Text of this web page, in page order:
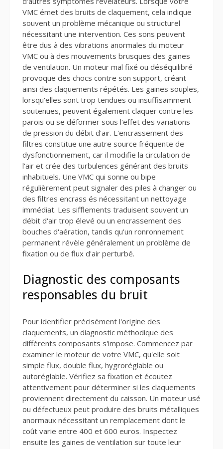
VMC émet des bruits de claquement, cela indique
souvent un problème mécanique ou structurel
nécessitant une intervention. Ces sons peuvent
être dus à des vibrations anormales du moteur
VMC ou à des mouvements brusques des gaines
de ventilation. Un moteur mal fixé ou déséquilibré
provoque des chocs contre son support, créant
ainsi des claquements répétés. Les gaines souples,
lorsqu'elles sont trop tendues ou insuffisamment
soutenues, peuvent également claquer contre les
parois ou se déformer sous l'effet des variations
de pression du débit d'air. L'encrassement des
filtres constitue une autre source fréquente de
dysfonctionnement, car il modifie la circulation de
l'air et crée des turbulences générant des bruits
inhabituels. Une VMC qui sonne ou bipe
régulièrement peut signaler des piles à changer ou
des filtres encrass és nécessitant un nettoyage
immédiat. Les sifflements traduisent souvent un
débit d'air trop élevé ou un encrassement des
bouches d'aération, tandis qu'un ronronnement
permanent révèle généralement un problème de
fixation ou de flux d'air perturbé.
Diagnostic des composants
responsables du bruit
Pour identifier précisément l'origine des
claquements, un diagnostic méthodique des
différents composants s'impose. Commencez par
examiner le moteur de votre VMC, qu'elle soit
simple flux, double flux, hygroréglable ou
autoréglable. Vérifiez sa fixation et écoutez
attentivement pour déterminer si les claquements
proviennent directement du caisson. Un moteur usé
ou défectueux peut produire des bruits métalliques
anormaux nécessitant un remplacement dont le
coût varie entre 400 et 600 euros. Inspectez
ensuite les gaines de ventilation sur toute leur